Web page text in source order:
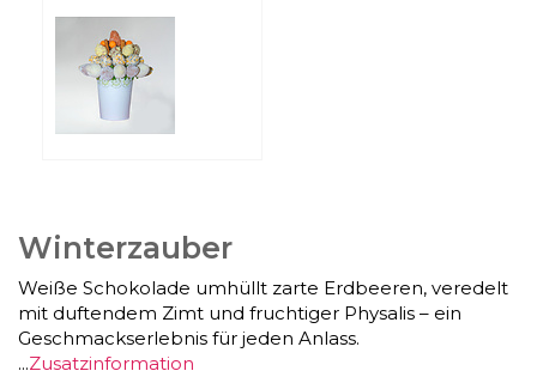
Winterzauber
Weiße Schokolade umhüllt zarte Erdbeeren, veredelt
mit duftendem Zimt und fruchtiger Physalis – ein
Geschmackserlebnis für jeden Anlass.
...Zusatzinformation